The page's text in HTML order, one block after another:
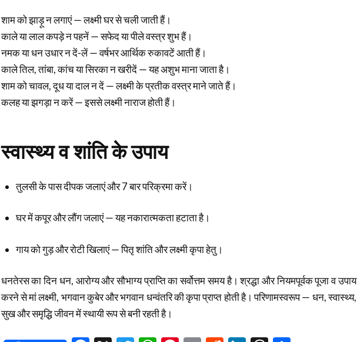
शाम को झाड़ू न लगाएं — लक्ष्मी घर से चली जाती हैं।
काले या लाल कपड़े न पहनें — सफेद या पीले वस्त्र शुभ हैं।
नमक या धन उधार न दें-लें — वर्षभर आर्थिक रुकावटें आती हैं।
काले तिल, तांबा, कांच या सिरका न खरीदें — यह अशुभ माना जाता है।
शाम को चावल, दूध या दाल न दें — लक्ष्मी के प्रतीक वस्त्र माने जाते हैं।
कलह या झगड़ा न करें — इससे लक्ष्मी नाराज होती हैं।
स्वास्थ्य व शांति के उपाय
तुलसी के पास दीपक जलाएं और 7 बार परिक्रमा करें।
घर में कपूर और लौंग जलाएं — यह नकारात्मकता हटाता है।
गाय को गुड़ और रोटी खिलाएं — पितृ शांति और लक्ष्मी कृपा हेतु।
धनतेरस का दिन धन, आरोग्य और सौभाग्य प्राप्ति का सर्वोत्तम समय है। श्रद्धा और नियमपूर्वक पूजा व उपाय
करने से मां लक्ष्मी, भगवान कुबेर और भगवान धन्वंतरि की कृपा प्राप्त होती है। परिणामस्वरूप — धन, स्वास्थ्य,
सुख और समृद्धि जीवन में स्थायी रूप से बनी रहती है।